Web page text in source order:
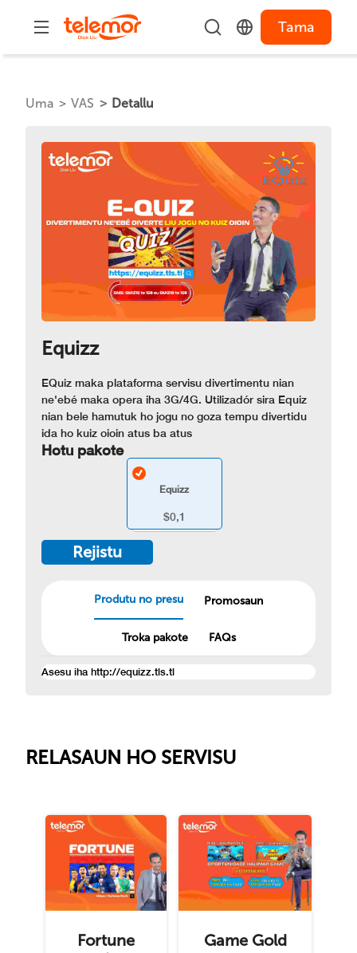
Tama
Uma VAS Detallu
Equizz
EQuiz maka plataforma servisu divertimentu nian
ne'ebé maka opera iha 3G/4G. Utilizadór sira Equiz
nian bele hamutuk ho jogu no goza tempu divertidu
ida ho kuiz oioin atus ba atus
Hotu pakote
Equizz
$0,1
Rejistu
Produtu no presu Promosaun
Troka pakote FAQs
Asesu iha http://equizz.tls.tl
RELASAUN HO SERVISU
Fortune
Game Gold